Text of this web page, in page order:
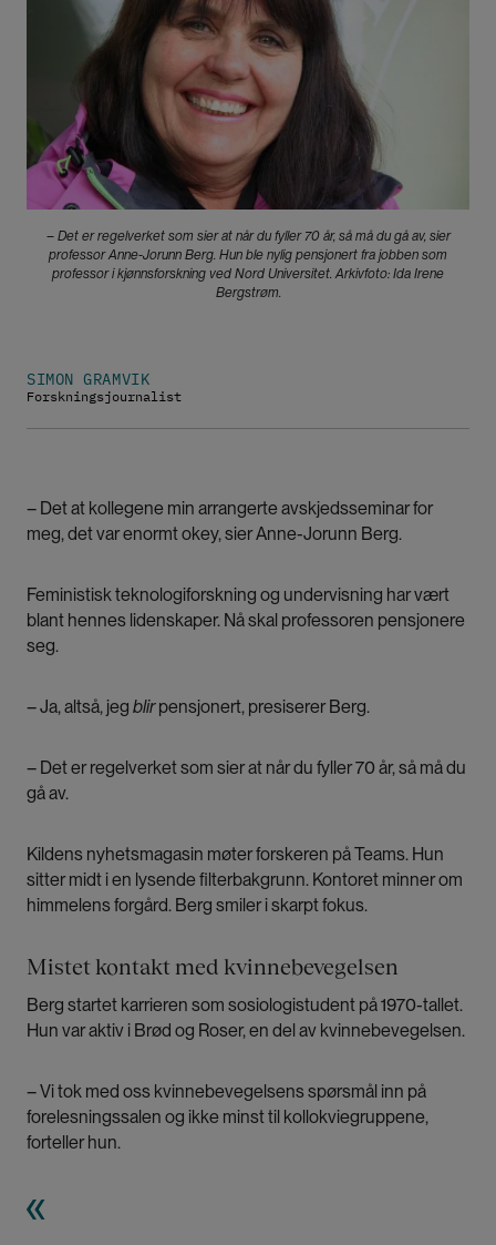
– Det er regelverket som sier at når du fyller 70 år, så må du gå av, sier
professor Anne-Jorunn Berg. Hun ble nylig pensjonert fra jobben som
professor i kjønnsforskning ved Nord Universitet. Arkivfoto: Ida Irene
Bergstrøm.
SIMON GRAMVIK
Forskningsjournalist
– Det at kollegene min arrangerte avskjedsseminar for
meg, det var enormt okey, sier Anne-Jorunn Berg.
Feministisk teknologiforskning og undervisning har vært
blant hennes lidenskaper. Nå skal professoren pensjonere
seg.
– Ja, altså, jeg blirpensjonert, presiserer Berg.
– Det er regelverket som sier at når du fyller 70 år, så må du
gå av.
Kildens nyhetsmagasin møter forskeren på Teams. Hun
sitter midt i en lysende filterbakgrunn. Kontoret minner om
himmelens forgård. Berg smiler i skarpt fokus.
Mistet kontakt med kvinnebevegelsen
Berg startet karrieren som sosiologistudent på 1970-tallet.
Hun var aktiv i Brød og Roser, en del av kvinnebevegelsen.
– Vi tok med oss kvinnebevegelsens spørsmål inn på
forelesningssalen og ikke minst til kollokviegruppene,
forteller hun.